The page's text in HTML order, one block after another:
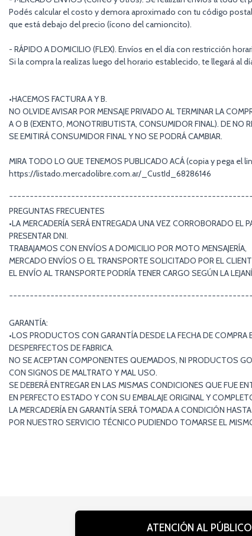
Podés calcular el costo y demora aproximado con tu código
que está debajo del precio (ícono del camioncito).
- RÁPIDO A DOMICILIO (FLEX). Envíos en el día con restricción
Si la compra la realizas luego del horario establecido, te llegará al
•HACEMOS FACTURA A Y B.
NO OLVIDE AVISAR POR MENSAJE PRIVADO AL TERMINAR LA
A O B (EXENTO, MONOTRIBUTISTA, CONSUMIDOR FINAL). DE NO
SE EMITIRÁ CONSUMIDOR FINAL Y NO SE PODRÁ CAMBIAR.
MIRA TODO LO QUE TENEMOS PUBLICADO ACÁ (copia y pega el
https://listado.mercadolibre.com.ar/_CustId_68286146
PREGUNTAS FRECUENTES
•LA MERCADERÍA SERÁ ENTREGADA UNA VEZ CORROBORADO EL
PRESENTAR DNI.
TRABAJAMOS CON ENVÍOS A DOMICILIO POR MOTO MENSAJERÍA,
MERCADO ENVÍOS O EL TRANSPORTE SOLICITADO POR EL
EL ENVÍO AL TRANSPORTE PODRÍA TENER CARGO SEGÚN LA
GARANTÍA:
•LOS PRODUCTOS CON GARANTÍA DESDE LA FECHA DE COMPRA
DESPERFECTOS DE FABRICA.
NO SE ACEPTAN COMPONENTES QUEMADOS, NI PRODUCTOS
CON SIGNOS DE MALTRATO Y MAL USO.
SE DEBERÁ ENTREGAR EN LAS MISMAS CONDICIONES QUE FUE
EN PERFECTO ESTADO Y CON SU EMBALAJE ORIGINAL Y
LA MERCADERÍA EN GARANTÍA SERÁ TOMADA A CONDICIÓN
POR NUESTRO SERVICIO TÉCNICO PUDIENDO TOMARSE EL
ATENCIÓN AL PÚBLICO